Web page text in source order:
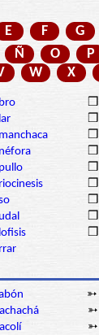
E F G
Ñ O P
W X
❒
❒
❒
❒
❒
❒
❒
❒
❒
➳
➳
➳